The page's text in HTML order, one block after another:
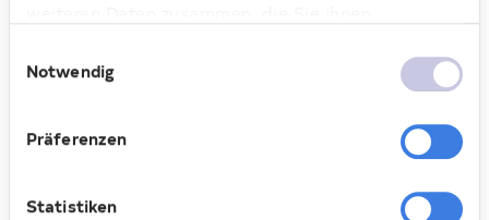
Nutzung der Dienste gesammelt haben. Weitere
Informationen dazu finden Sie hier.
Notwendig
Präferenzen
Statistiken
Die Mitglieder des